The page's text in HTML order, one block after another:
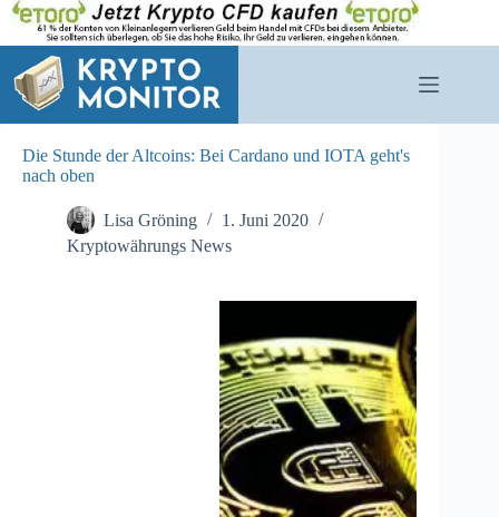
Zum
Inhalt
springen
Die Stunde der Altcoins: Bei Cardano und IOTA geht's
nach oben
Lisa Gröning
1. Juni 2020
Kryptowährungs News